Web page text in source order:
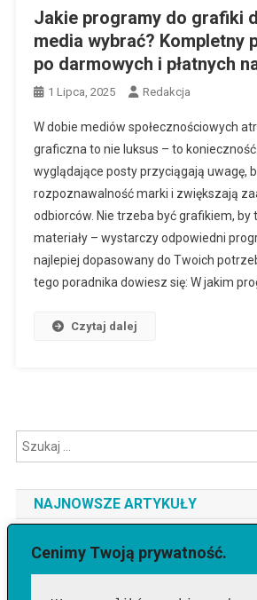
Cenimy Twoją prywatność.
Jakie programy do grafiki
media wybrać? Kompletny
po darmowych i płatnych
1 Lipca, 2025 Redakcja
W dobie mediów społecznościowych
graficzna to nie luksus – to
wyglądające posty przyciągają uwagę,
rozpoznawalność marki i zwiększają
odbiorców. Nie trzeba być grafikiem, by
materiały – wystarczy odpowiedni
najlepiej dopasowany do Twoich
tego poradnika dowiesz się: W jakim
Czytaj dalej
NAJNOWSZE ARTYKUŁY
Jaki telefon do 3500 zł wybrać?
[2026]